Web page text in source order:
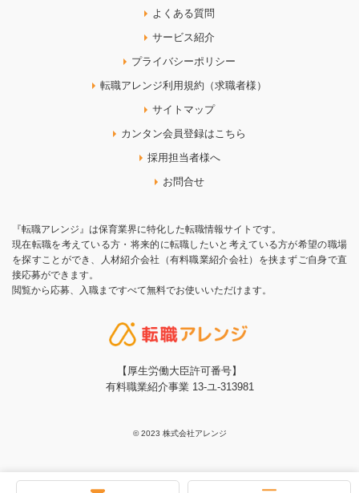
よくある質問
サービス紹介
プライバシーポリシー
転職アレンジ利用規約（求職者様）
サイトマップ
カンタン会員登録はこちら
採用担当者様へ
お問合せ
『転職アレンジ』は保育業界に特化した転職情報サイトです。
現在転職を考えている方・将来的に転職したいと考えている方が希望の職場
を探すことができ、人材紹介会社（有料職業紹介会社）を挟まずご自身で直
接応募ができます。
閲覧から応募、入職まですべて無料でお使いいただけます。
【厚生労働大臣許可番号】
有料職業紹介事業 13-ユ-313981
© 2023 株式会社アレンジ